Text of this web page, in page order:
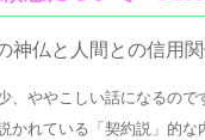
仏と人間との信用
ややこしい話になるので
かれている「契約説」的な